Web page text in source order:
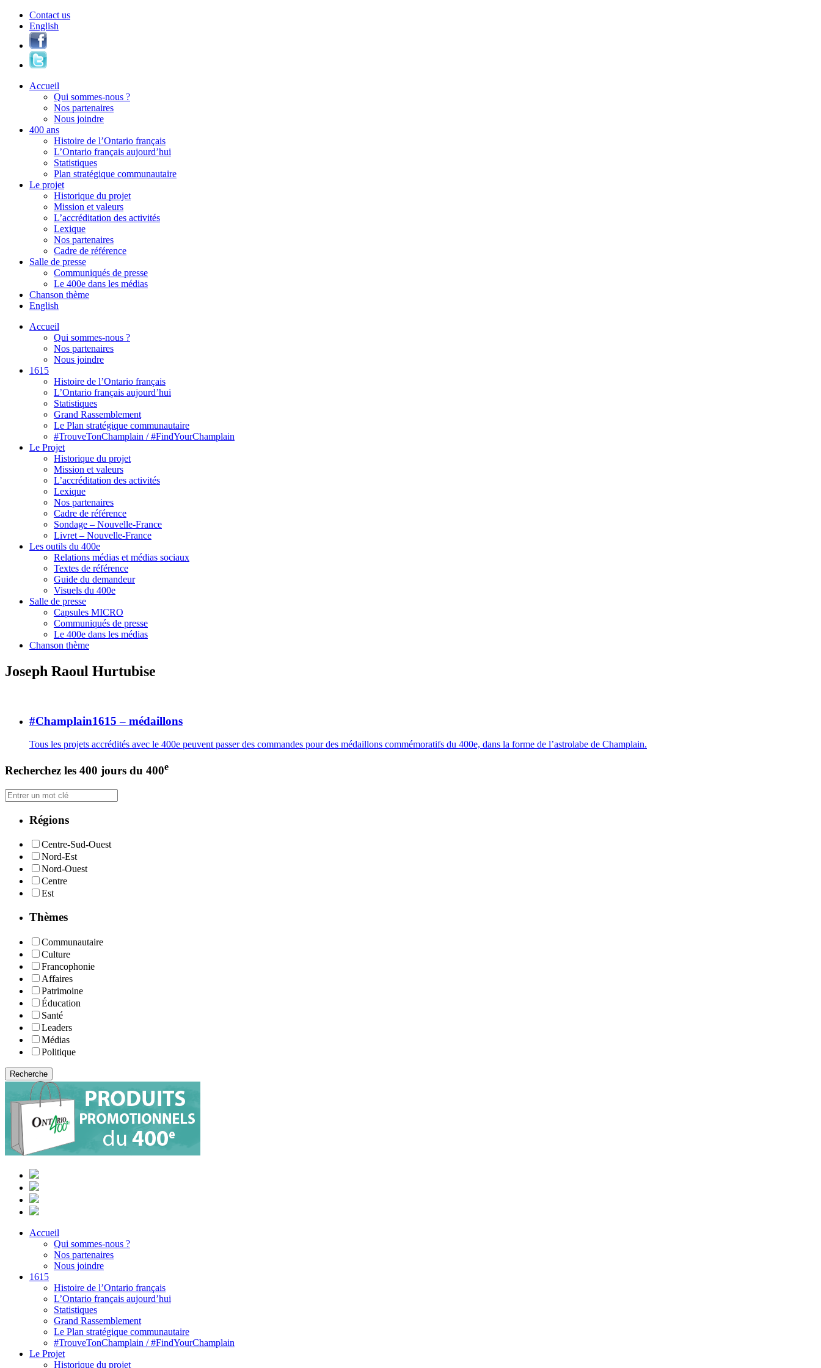
Contact us
English
Accueil
Qui sommes-nous ?
Nos partenaires
Nous joindre
400 ans
Histoire de l’Ontario français
L’Ontario français aujourd’hui
Statistiques
Plan stratégique communautaire
Le projet
Historique du projet
Mission et valeurs
L’accréditation des activités
Lexique
Nos partenaires
Cadre de référence
Salle de presse
Communiqués de presse
Le 400e dans les médias
Chanson thème
English
Accueil
Qui sommes-nous ?
Nos partenaires
Nous joindre
1615
Histoire de l’Ontario français
L’Ontario français aujourd’hui
Statistiques
Grand Rassemblement
Le Plan stratégique communautaire
#TrouveTonChamplain / #FindYourChamplain
Le Projet
Historique du projet
Mission et valeurs
L’accréditation des activités
Lexique
Nos partenaires
Cadre de référence
Sondage – Nouvelle-France
Livret – Nouvelle-France
Les outils du 400e
Relations médias et médias sociaux
Textes de référence
Guide du demandeur
Visuels du 400e
Salle de presse
Capsules MICRO
Communiqués de presse
Le 400e dans les médias
Chanson thème
Joseph Raoul Hurtubise
#Champlain1615 – médaillons
Tous les projets accrédités avec le 400e peuvent passer des commandes pour des médaillons commémoratifs du 400e, dans la forme de l’astrolabe de Champlain.
Recherchez les 400 jours du 400e
Régions
Centre-Sud-Ouest
Nord-Est
Nord-Ouest
Centre
Est
Thèmes
Communautaire
Culture
Francophonie
Affaires
Patrimoine
Éducation
Santé
Leaders
Médias
Politique
Accueil
Qui sommes-nous ?
Nos partenaires
Nous joindre
1615
Histoire de l’Ontario français
L’Ontario français aujourd’hui
Statistiques
Grand Rassemblement
Le Plan stratégique communautaire
#TrouveTonChamplain / #FindYourChamplain
Le Projet
Historique du projet